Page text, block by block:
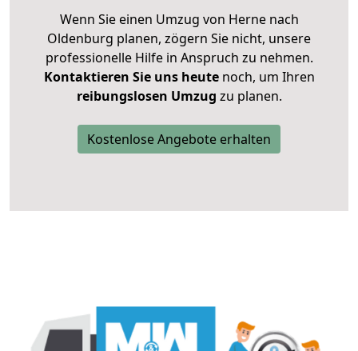
Wenn Sie einen Umzug von Herne nach
Oldenburg planen, zögern Sie nicht, unsere
professionelle Hilfe in Anspruch zu nehmen.
Kontaktieren Sie uns heutenoch, um Ihren
reibungslosen Umzug zu planen.
Kostenlose Angebote erhalten